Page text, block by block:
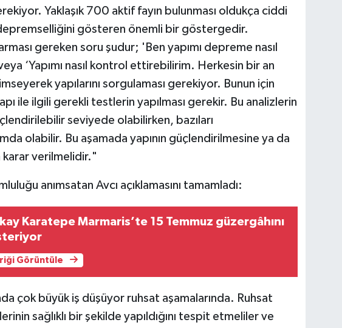
Yaklaşık 700 aktif fayın bulunması oldukça ciddi
gösteren önemli bir göstergedir.
gereken soru şudur; 'Ben yapımı depreme nasıl
‘Yapımı nasıl kontrol ettirebilirim. Herkesin bir an
yapılarını sorgulaması gerekiyor. Bunun için
ile ilgili gerekli testlerin yapılması gerekir. Bu analizlerin
seviyede olabilirken, bazıları
olabilir. Bu aşamada yapının güçlendirilmesine ya da
karar verilmelidir."
anımsatan Avcı açıklamasını tamamladı:
Karatepe Marmaris’te 15 Temmuz güzergâhını
Görüntüle
çok büyük iş düşüyor ruhsat aşamalarında. Ruhsat
sağlıklı bir şekilde yapıldığını tespit etmeliler ve